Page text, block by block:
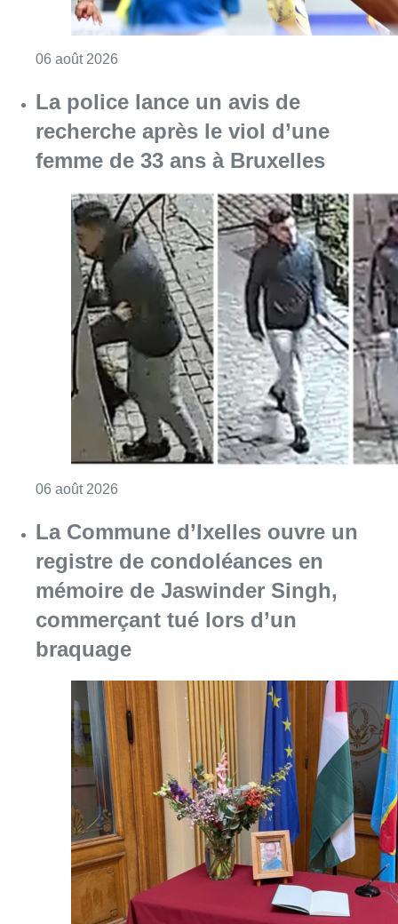
06 août 2026
La police lance un avis de
recherche après le viol d’une
femme de 33 ans à Bruxelles
06 août 2026
La Commune d’Ixelles ouvre un
registre de condoléances en
mémoire de Jaswinder Singh,
commerçant tué lors d’un
braquage